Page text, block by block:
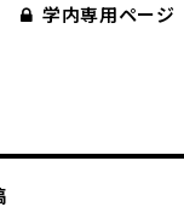
学内専用ページ